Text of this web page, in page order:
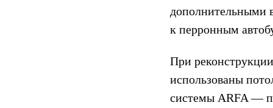
дополнительными
к перронным
При
использованы
системы ARFA ―